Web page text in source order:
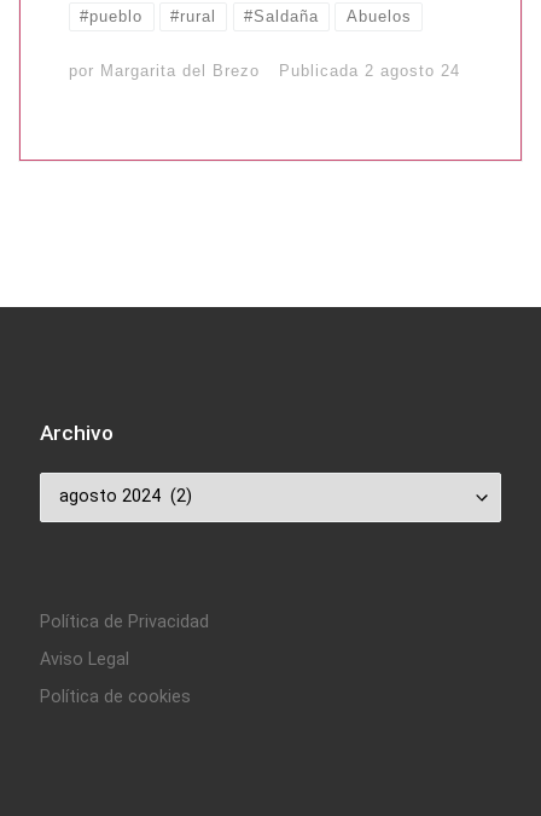
#pueblo #rural #Saldaña Abuelos
por Margarita del Brezo Publicada 2 agosto 24
Archivo
Archivo
Política de Privacidad
Aviso Legal
Política de cookies